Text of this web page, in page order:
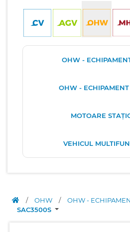
OHW -
OHW - ECHIPAMENT
MOTOARE
VEHICUL
/ OHW / OHW -
SAC3500S